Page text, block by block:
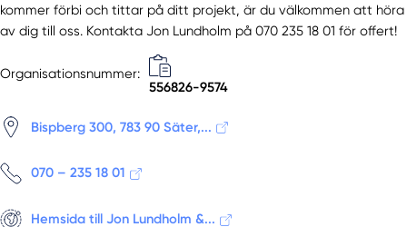
kommer förbi och tittar på ditt projekt, är du välkommen att höra
av dig till oss. Kontakta Jon Lundholm på 070 235 18 01 för offert!
Organisationsnummer:
556826-9574
Bispberg 300, 783 90 Säter,...
070 – 235 18 01
Hemsida till Jon Lundholm &...